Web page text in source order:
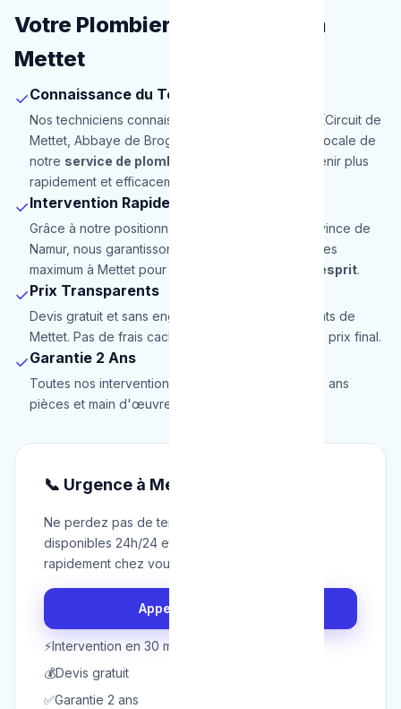
Votre Plombier de Proximité à
Mettet
✓Connaissance du Terrain
Nos techniciens connaissent parfaitement Mettet (Circuit de
Mettet, Abbaye de Brogne). Cette connaissance locale de
notre service de plombier
nous permet d'intervenir plus
rapidement et efficacement.
✓Intervention Rapide
Grâce à notre positionnement stratégique en Province de
Namur, nous garantissons une arrivée en 30 minutes
maximum à Mettet pour une totale
tranquillité d'esprit.
✓Prix Transparents
Devis gratuit et sans engagement pour les habitants de
Mettet. Pas de frais cachés, le prix annoncé est le prix final.
✓Garantie 2 Ans
Toutes nos interventions à Mettet sont garanties 2 ans
pièces et main d'œuvre.
📞 Urgence à Mettet ?
Ne perdez pas de temps. Nos techniciens sont
disponibles 24h/24 et 7j/7 pour intervenir
rapidement chez vous à Mettet.
Appeler maintenant
⚡Intervention en 30 min
💰Devis gratuit
✅Garantie 2 ans